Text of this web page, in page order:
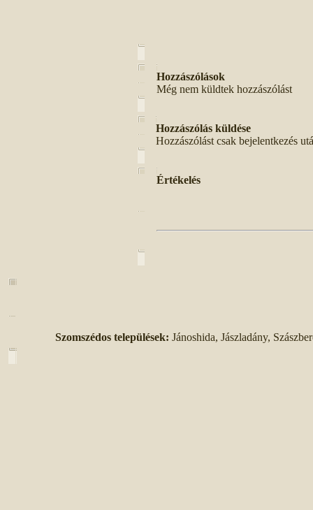
Hozzászólások
Még nem küldtek hozzászólást
Hozzászólás küldése
Hozzászólást csak bejelentkezés
Értékelés
Szomszédos települések: Jánoshida, Jászladány,